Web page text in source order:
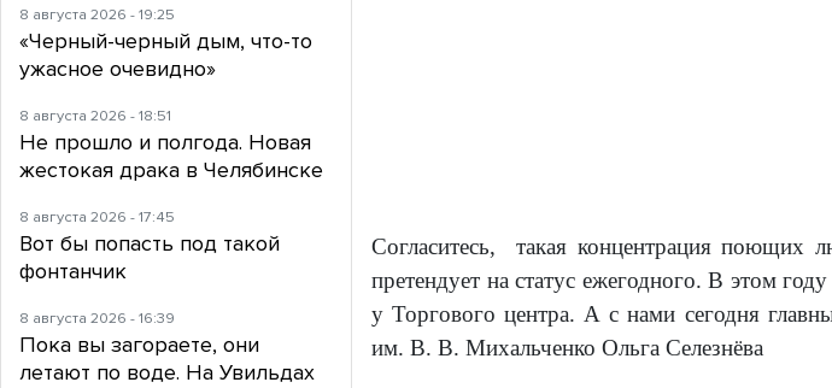
Согласитесь, такая концентрация поющих
претендует на статус ежегодного. В этом
у Торгового центра. А с нами сегодня
им. В. В. Михальченко Ольга Селезнёва
8 августа 2026 - 19:25
«Черный-черный дым, что-то
ужасное очевидно»
8 августа 2026 - 18:51
Не прошло и полгода. Новая
жестокая драка в Челябинске
8 августа 2026 - 17:45
Вот бы попасть под такой
фонтанчик
8 августа 2026 - 16:39
Пока вы загораете, они
летают по воде. На Увильдах